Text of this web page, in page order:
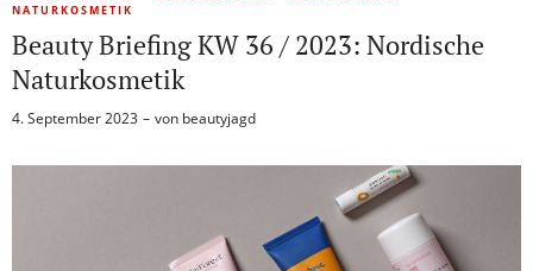
NATURKOSMETIK
Beauty Briefing KW 36 / 2023: Nordische
Naturkosmetik
4. September 2023 von beautyjagd